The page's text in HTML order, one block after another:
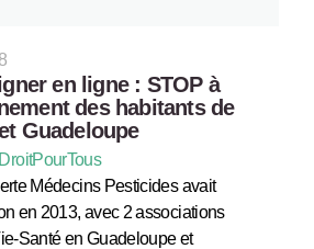
en ligne : STOP à
des habitants de
Guadeloupe
Médecins Pesticides avait
en 2013, avec 2 associations
Santé en Guadeloupe et